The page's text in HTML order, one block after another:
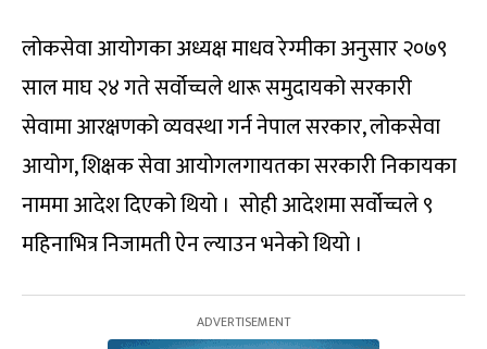
लोकसेवा आयोगका अध्यक्ष माधव रेग्मीका अनुसार २०७९
साल माघ २४ गते सर्वोच्चले थारू समुदायको सरकारी
सेवामा आरक्षणको व्यवस्था गर्न नेपाल सरकार, लोकसेवा
आयोग, शिक्षक सेवा आयोगलगायतका सरकारी निकायका
नाममा आदेश दिएको थियो । सोही आदेशमा सर्वोच्चले ९
महिनाभित्र निजामती ऐन ल्याउन भनेको थियो ।